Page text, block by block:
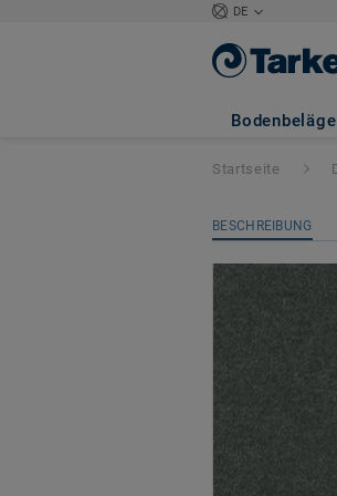
DE
Bodenbeläge
Startseite
BESCHREIBUNG